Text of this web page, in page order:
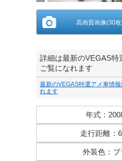
高画質画像(30
詳細は最新のVEGAS特
ご覧になれます
最新のVEGAS特選アメ車情
れます
年式 ：
走行距離：
外装色 ：